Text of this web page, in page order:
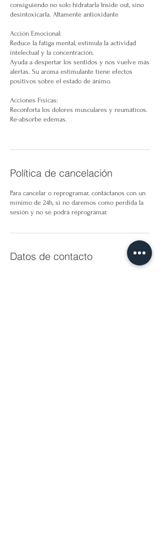
consiguiendo no solo hidratarla Inside out, sino
desintoxicarla. Altamente antioxidante
Acción Emocional:
Reduce la fatiga mental, estimula la actividad
intelectual y la concentración.
Ayuda a despertar los sentidos y nos vuelve más
alertas. Su aroma estimulante tiene efectos
positivos sobre el estado de ánimo.
Acciones Físicas:
Reconforta los dolores musculares y reumáticos.
Re-absorbe edemas.
Política de cancelación
Para cancelar o reprogramar, contáctanos con un
mínimo de 24h, si no daremos como perdida la
sesión y no se podrá reprogramar.
Datos de contacto